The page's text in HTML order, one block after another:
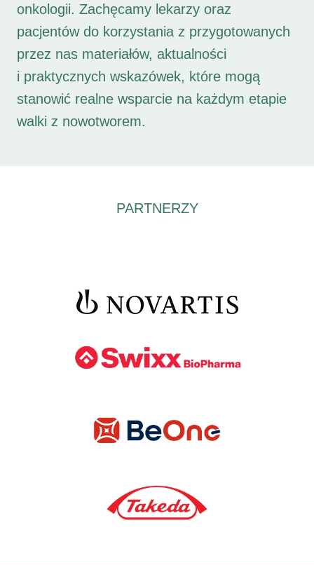
onkologii. Zachęcamy lekarzy oraz
pacjentów do korzystania z przygotowanych
przez nas materiałów, aktualności
i praktycznych wskazówek, które mogą
stanowić realne wsparcie na każdym etapie
walki z nowotworem.
PARTNERZY